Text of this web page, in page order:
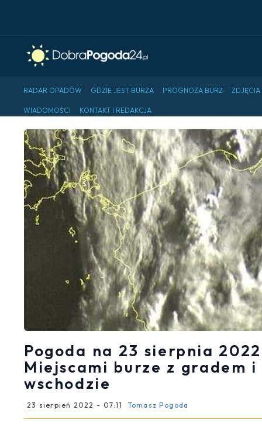
RADAR OPADÓW GDZIE JEST BURZA PROGNOZA BURZ ZDJĘCIA
WIADOMOŚCI KONTAKT I REDAKCJA
Pogoda na 23 sierpnia
Miejscami burze z gradem
wschodzie
23 sierpień 2022 - 07:11 Tomasz Pogoda